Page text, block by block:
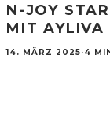
N-JOY
MIT AYLIVA
14. MÄRZ 2025·4